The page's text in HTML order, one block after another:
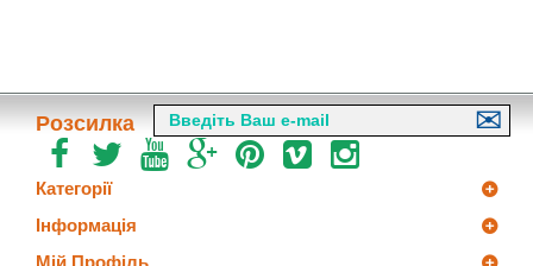
Розсилка
Категорії
Інформація
Мій Профіль